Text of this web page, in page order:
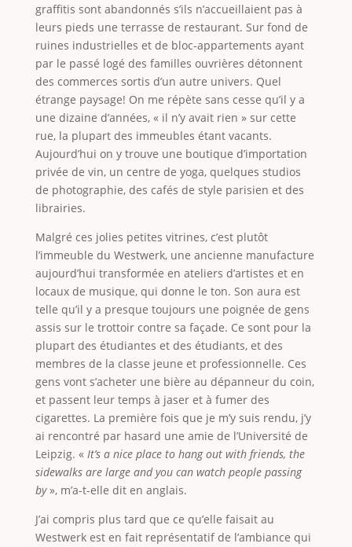
graffitis sont abandonnés s’ils n’accueillaient pas à
leurs pieds une terrasse de restaurant. Sur fond de
ruines industrielles et de bloc-appartements ayant
par le passé logé des familles ouvrières détonnent
des commerces sortis d’un autre univers. Quel
étrange paysage! On me répète sans cesse qu’il y a
une dizaine d’années, « il n’y avait rien » sur cette
rue, la plupart des immeubles étant vacants.
Aujourd’hui on y trouve une boutique d’importation
privée de vin, un centre de yoga, quelques studios
de photographie, des cafés de style parisien et des
librairies.
Malgré ces jolies petites vitrines, c’est plutôt
l’immeuble du Westwerk, une ancienne manufacture
aujourd’hui transformée en ateliers d’artistes et en
locaux de musique, qui donne le ton. Son aura est
telle qu’il y a presque toujours une poignée de gens
assis sur le trottoir contre sa façade. Ce sont pour la
plupart des étudiantes et des étudiants, et des
membres de la classe jeune et professionnelle. Ces
gens vont s’acheter une bière au dépanneur du coin,
et passent leur temps à jaser et à fumer des
cigarettes. La première fois que je m’y suis rendu, j’y
ai rencontré par hasard une amie de l’Université de
Leipzig. « It’s a nice place to hang out with friends, the
sidewalks are large and you can watch people passing
by», m’a-t-elle dit en anglais.
J’ai compris plus tard que ce qu’elle faisait au
Westwerk est en fait représentatif de l’ambiance qui